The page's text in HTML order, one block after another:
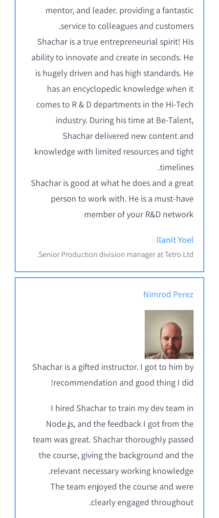
mentor, and leader. providing a fantastic
service to colleagues and customers.
Shachar is a true entrepreneurial spirit! His
ability to innovate and create in seconds. He
is hugely driven and has high standards. He
has an encyclopedic knowledge when it
comes to R & D departments in the Hi-Tech
industry. During his time at Be-Talent,
Shachar delivered new content and
knowledge with limited resources and tight
timelines.
Shachar is good at what he does and a great
person to work with. He is a must-have
member of your R&D network
Ilanit Yoel
Senior Production division manager at Tetro Ltd.
Nimrod Perez
Shachar is a gifted instructor. I got to him by
recommendation and good thing I did!
I hired Shachar to train my dev team in
Node.js, and the feedback I got from the
team was great. Shachar thoroughly passed
the course, giving the background and the
relevant necessary working knowledge.
The team enjoyed the course and were
clearly engaged throughout.